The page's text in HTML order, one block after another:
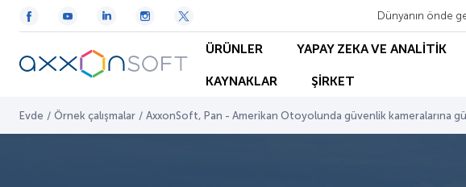
Dünyanın önde
ÜRÜNLER YAPAY ZEKA VE ANALİTİK
KAYNAKLAR ŞİRKET
Evde / Örnek çalışmalar / AxxonSoft, Pan - Amerikan Otoyolunda güvenlik kameralarına